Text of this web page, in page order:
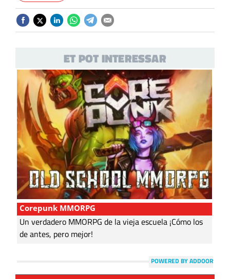
ET POT INTERESSAR
Corepunk MMORPG
Un verdadero MMORPG de la vieja escuela ¡Cómo los
de antes, pero mejor!
POWERED BY ADDOOR